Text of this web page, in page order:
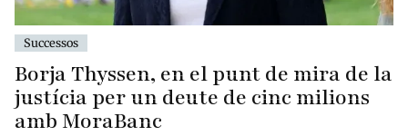
Successos
Borja Thyssen, en el punt de mira de la
justícia per un deute de cinc milions
amb MoraBanc